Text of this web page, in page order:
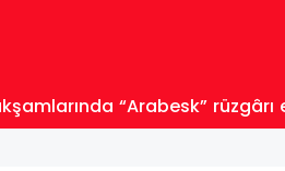
“Arabesk” rüzgârı